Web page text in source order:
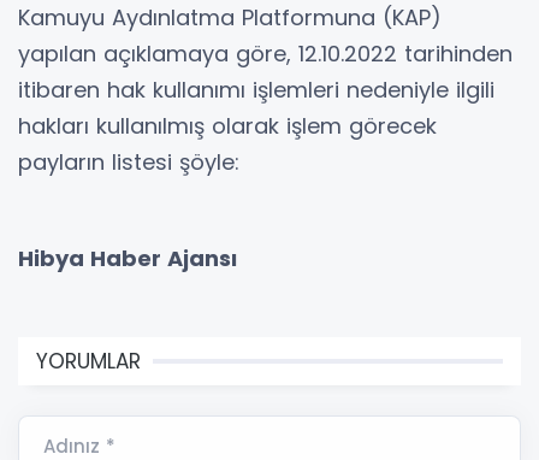
Kamuyu Aydınlatma Platformuna (KAP)
yapılan açıklamaya göre, 12.10.2022 tarihinden
itibaren hak kullanımı işlemleri nedeniyle ilgili
hakları kullanılmış olarak işlem görecek
payların listesi şöyle:
Hibya Haber Ajansı
YORUMLAR
Adınız *